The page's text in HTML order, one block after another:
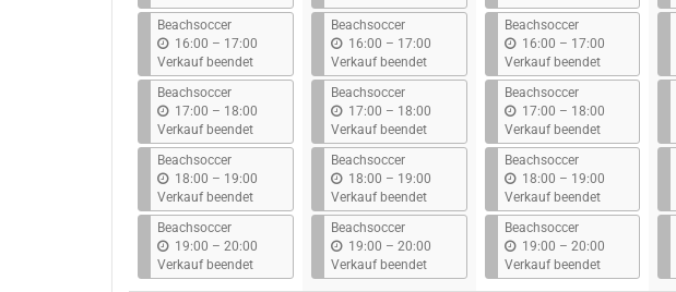
s
Beachsoccer
16:00 – b
i
s
17:00
Verkauf beendet
Beachsoccer
17:00 – b
i
s
18:00
Verkauf beendet
Beachsoccer
18:00 – b
i
s
19:00
Verkauf beendet
Beachsoccer
19:00 – b
i
s
20:00
Verkauf beendet
s
Beachsoccer
16:00 – b
i
s
17:00
Verkauf beendet
Beachsoccer
17:00 – b
i
s
18:00
Verkauf beendet
Beachsoccer
18:00 – b
i
s
19:00
Verkauf beendet
Beachsoccer
19:00 – b
i
s
20:00
Verkauf beendet
s
Beachsoccer
16:00 – b
i
s
17:00
Verkauf beendet
Beachsoccer
17:00 – b
i
s
18:00
Verkauf beendet
Beachsoccer
18:00 – b
i
s
19:00
Verkauf beendet
Beachsoccer
19:00 – b
i
s
20:00
Verkauf beendet